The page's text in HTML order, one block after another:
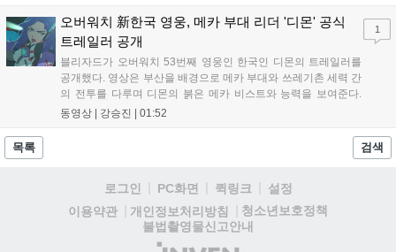
통해 밀도 높은 공포를 선사한다....
오버워치 新한국 영웅, 메카 부대 리더 '디몬' 공식
트레일러 공개
블리자드가 오버워치 53번째 영웅인 한국인 디몬의 트레일러를
공개했다. 영상은 부산을 배경으로 메카 부대와 쓰레기촌 세력 간
의 전투를 다루며 디몬의 붉은 메카 비스트와 능력을 보여준다.
블리자드는 7일 게임플레이 영상 공개를 시작으로 10일 시즌4 트
시할 예정이다. 향후 메카 부대와 탈론의 대립이 본격화될 전망이
동영상 | 강승진 | 01:52
1
목록 검색
로그인 PC화면 퀵링크
설정
이용약관
개인정보처리방침
청소년보호정책
불법촬영물신고안내
(주)